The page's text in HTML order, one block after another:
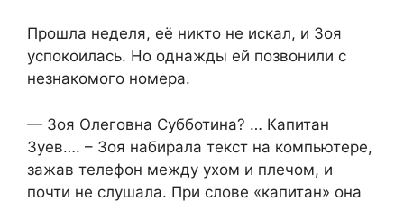
Прошла неделя, её никто не искал, и Зоя
успокоилась. Но однажды ей позвонили с
незнакомого номера.
— Зоя Олеговна Субботина? … Капитан
Зуев…. – Зоя набирала текст на компьютере,
зажав телефон между ухом и плечом, и
почти не слушала. При слове «капитан» она